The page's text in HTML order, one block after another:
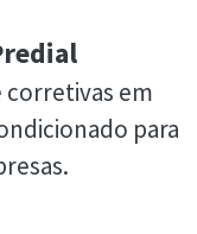
corretivas em
para